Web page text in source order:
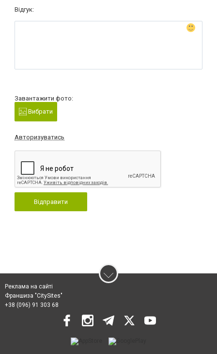
Відгук:
Завантажити фото:
Вибрати
Авторизуватись
Відправити
Реклама на сайті
Франшиза "CitySites"
+38 (096) 91 303 68